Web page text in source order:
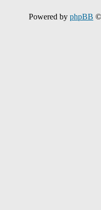
Powered by phpBB